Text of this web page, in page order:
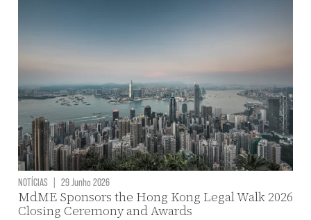
NOTÍCIAS | 29 Junho 2026
MdME Sponsors the Hong Kong Legal Walk 2026
Closing Ceremony and Awards